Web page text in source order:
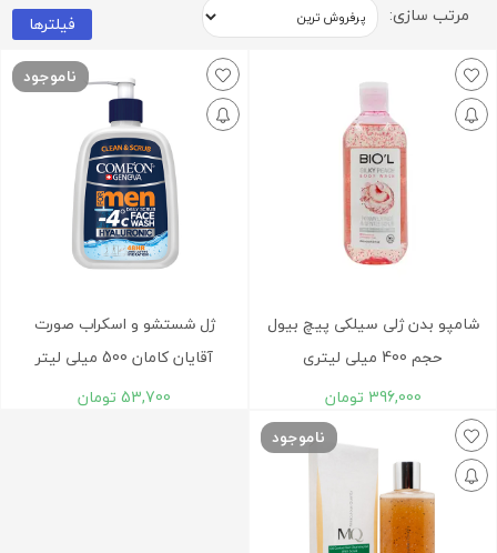
مرتب سازی: فیلترها
شامپو بدن ژلی سیلکی پیچ بیول
حجم 400 میلی لیتری
396,000 تومان
ناموجود
ژل شستشو و اسکراب صورت
آقایان کامان 500 میلی لیتر
53,700 تومان
ناموجود